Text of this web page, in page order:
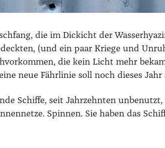
die im Dickicht der
(und ein paar Krie­ge und
die kein Licht mehr
neue Fähr­li­nie soll noch die­ses Jahr
Schif­fe, seit Jahr­zehn­ten
Spin­nen. Sie haben das